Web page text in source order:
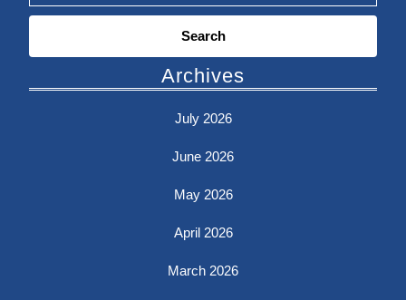
Search
Archives
July 2026
June 2026
May 2026
April 2026
March 2026